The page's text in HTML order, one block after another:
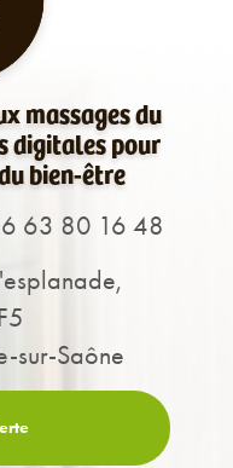
massages du
digitales pour
bien-être
63 80 16 48
sur-Saône